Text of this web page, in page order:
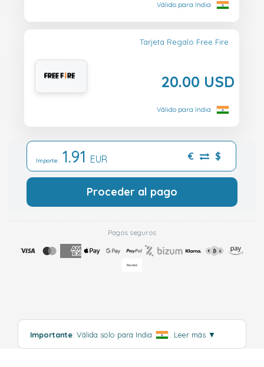
Válido para India
Tarjeta Regalo Free Fire
20.00 USD
Válido para India
Importe: 1.91 EUR € $
Proceder al pago
Pagos seguros
Importante: Válida solo para India Leer más ▼